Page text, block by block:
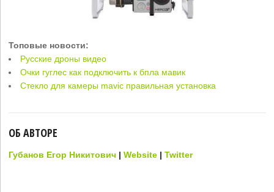
Топовые новости:
Русские дроны видео
Очки гуглес как подключить к бпла мавик
Стекло для камеры mavic правильная установка
ОБ АВТОРЕ
Губанов Егор Никитович |Website |Twitter